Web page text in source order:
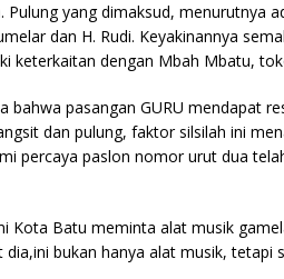
Pulung yang dimaksud, menurutnya
dan H. Rudi. Keyakinannya
keterkaitan dengan Mbah Mbatu,
bahwa pasangan GURU mendapat
dan pulung, faktor silsilah ini
percaya paslon nomor urut dua
Kota Batu meminta alat musik
bukan hanya alat musik, tetapi